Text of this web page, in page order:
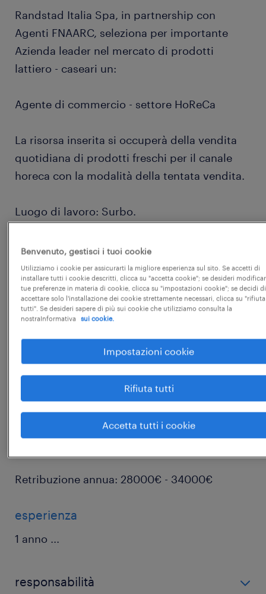
Randstad Italia Spa, in partnership con
Agenti FNAARC, seleziona per importante
Azienda leader nel mercato di prodotti
lattiero - caseari un:
Agente di commercio - settore HoReCa
La risorsa inserita si occuperà della vendita
quotidiana di prodotti freschi per il canale
horeca con la modalità della tentata vendita.
Luogo di lavoro: Surbo.
Si offre:
● Mezzo aziendale;
● Parco clienti attivi;
● Inserimento con contratto da Agente di
Retribuzione annua: 28000€ - 34000€
esperienza
1 anno ...
responsabilità
Benvenuto, gestisci i tuoi cookie
Utilizziamo i cookie per assicurarti la migliore esperienza sul sito. Se accetti di
installare tutti i cookie descritti, clicca su "accetta cookie"; se desideri
tue preferenze in materia di cookie, clicca su "impostazioni cookie"; se decidi di
accettare solo l'installazione dei cookie strettamente necessari, clicca su "rifiuta
tutti". Se desideri sapere di più sui cookie che utilizziamo consulta la
nostraInformativa
sui cookie.
Impostazioni cookie
Rifiuta tutti
Accetta tutti i cookie